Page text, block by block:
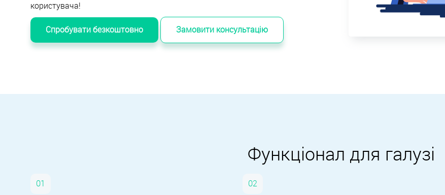
користувача!
Спробувати безкоштовно Замовити консультацію
Функціонал для галузі